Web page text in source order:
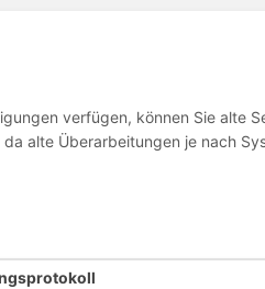
verfügen, können Sie alte
alte Überarbeitungen je nach